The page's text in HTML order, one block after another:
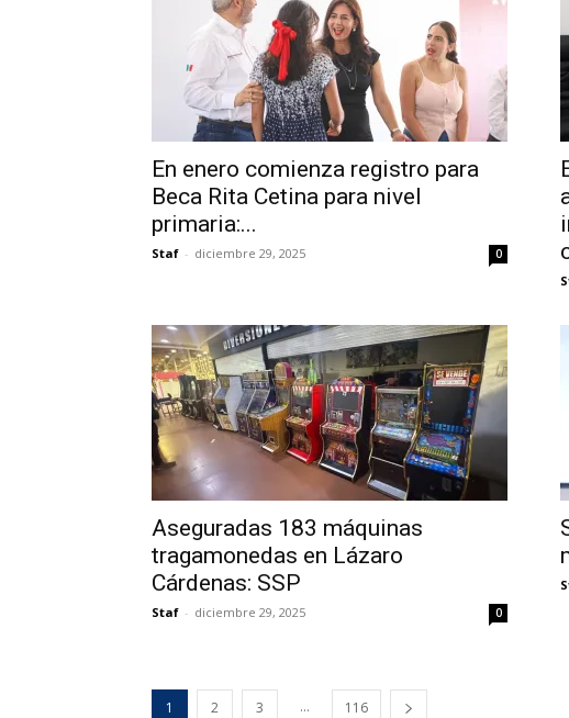
En enero comienza registro para
Beca Rita Cetina para nivel
primaria:...
Staf - diciembre 29, 2025 0
Aseguradas 183 máquinas
tragamonedas en Lázaro
Cárdenas: SSP
Staf - diciembre 29, 2025 0
1 2 3 ... 116